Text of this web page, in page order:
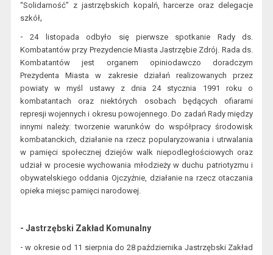
“Solidarność” z jastrzębskich kopalń, harcerze oraz delegacje
szkół,
-24 listopada odbyło się pierwsze spotkanie Rady ds.
Kombatantów przy Prezydencie Miasta Jastrzębie Zdrój. Rada ds.
Kombatantów jest organem opiniodawczo doradczym
Prezydenta Miasta w zakresie działań realizowanych przez
powiaty w myśl ustawy z dnia 24 stycznia 1991 roku o
kombatantach oraz niektórych osobach będących ofiarami
represji wojennych i okresu powojennego. Do zadań Rady między
innymi należy: tworzenie warunków do współpracy środowisk
kombatanckich, działanie na rzecz popularyzowania i utrwalania
w pamięci społecznej dziejów walk niepodległościowych oraz
udział w procesie wychowania młodzieży w duchu patriotyzmu i
obywatelskiego oddania Ojczyźnie, działanie na rzecz otaczania
opieka miejsc pamięci narodowej.
- Jastrzębski Zakład Komunalny
-w okresieod 11 sierpnia do 28 października Jastrzębski Zakład